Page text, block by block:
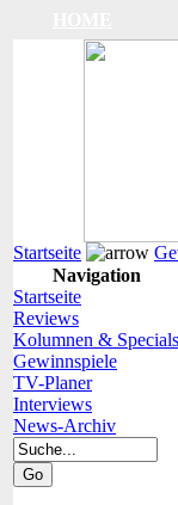
Startseite
Navigation
Startseite
Reviews
Kolumnen & Specials
Gewinnspiele
TV-Planer
Interviews
News-Archiv